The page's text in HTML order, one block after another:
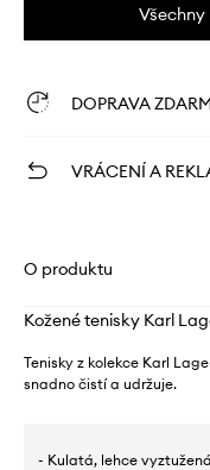
DOPRAVA
VRÁCENÍ A
O produktu
Kožené tenisky Karl
Tenisky z kolekce Karl
snadno čistí a udržuje.
- Kulatá, lehce